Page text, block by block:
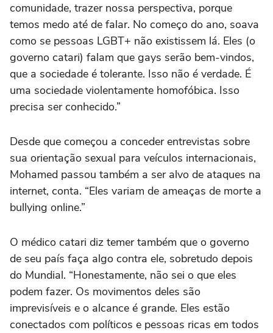
comunidade, trazer nossa perspectiva, porque
temos medo até de falar. No começo do ano, soava
como se pessoas LGBT+ não existissem lá. Eles (o
governo catari) falam que gays serão bem-vindos,
que a sociedade é tolerante. Isso não é verdade. É
uma sociedade violentamente homofóbica. Isso
precisa ser conhecido.”
Desde que começou a conceder entrevistas sobre
sua orientação sexual para veículos internacionais,
Mohamed passou também a ser alvo de ataques na
internet, conta. “Eles variam de ameaças de morte a
bullying online.”
O médico catari diz temer também que o governo
de seu país faça algo contra ele, sobretudo depois
do Mundial. “Honestamente, não sei o que eles
podem fazer. Os movimentos deles são
imprevisíveis e o alcance é grande. Eles estão
conectados com políticos e pessoas ricas em todos